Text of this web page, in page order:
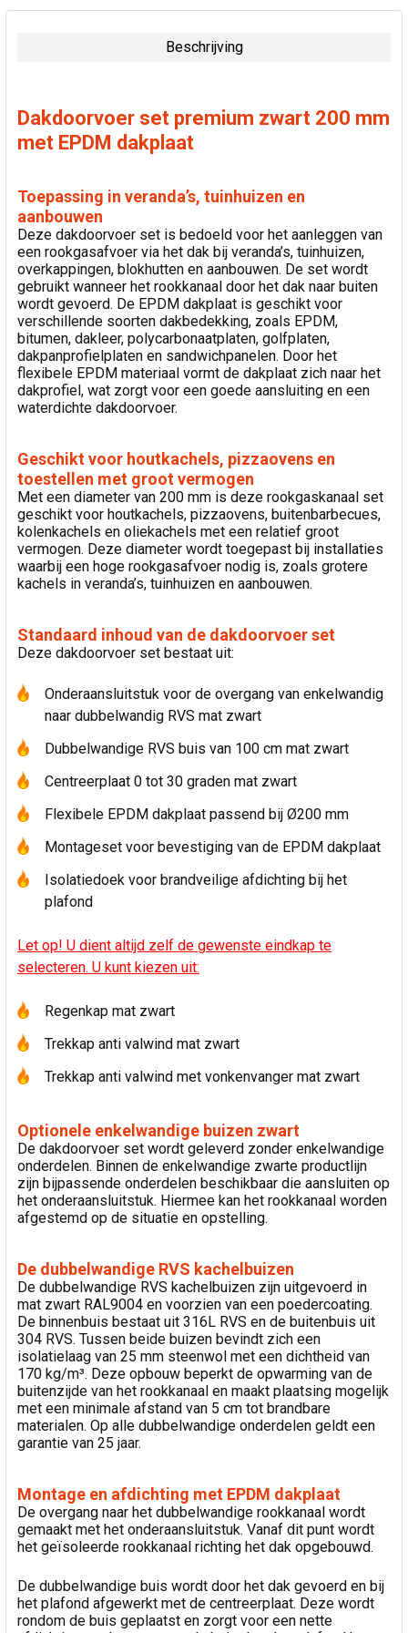
SAMEN
VOEG
GESELECTEERDE
Beschrijving
Dakdoorvoer set premium zwart 200 mm
met EPDM dakplaat
Toepassing in veranda’s, tuinhuizen en
aanbouwen
Deze dakdoorvoer set is bedoeld voor het aanleggen van
een rookgasafvoer via het dak bij veranda’s, tuinhuizen,
overkappingen, blokhutten en aanbouwen. De set wordt
gebruikt wanneer het rookkanaal door het dak naar buiten
wordt gevoerd. De EPDM dakplaat is geschikt voor
verschillende soorten dakbedekking, zoals EPDM,
bitumen, dakleer, polycarbonaatplaten, golfplaten,
dakpanprofielplaten en sandwichpanelen. Door het
flexibele EPDM materiaal vormt de dakplaat zich naar het
dakprofiel, wat zorgt voor een goede aansluiting en een
waterdichte dakdoorvoer.
Geschikt voor houtkachels, pizzaovens en
toestellen met groot vermogen
Met een diameter van 200 mm is deze rookgaskanaal set
geschikt voor houtkachels, pizzaovens, buitenbarbecues,
kolenkachels en oliekachels met een relatief groot
vermogen. Deze diameter wordt toegepast bij installaties
waarbij een hoge rookgasafvoer nodig is, zoals grotere
kachels in veranda’s, tuinhuizen en aanbouwen.
Standaard inhoud van de dakdoorvoer set
Deze dakdoorvoer set bestaat uit:
Onderaansluitstuk voor de overgang van enkelwandig
naar dubbelwandig RVS mat zwart
Dubbelwandige RVS buis van 100 cm mat zwart
Centreerplaat 0 tot 30 graden mat zwart
Flexibele EPDM dakplaat passend bij Ø200 mm
Montageset voor bevestiging van de EPDM dakplaat
Isolatiedoek voor brandveilige afdichting bij het
plafond
Let op! U dient altijd zelf de gewenste eindkap te
selecteren. U kunt kiezen uit:
Regenkap mat zwart
Trekkap anti valwind mat zwart
Trekkap anti valwind met vonkenvanger mat zwart
Optionele enkelwandige buizen zwart
De dakdoorvoer set wordt geleverd zonder enkelwandige
onderdelen. Binnen de enkelwandige zwarte productlijn
zijn bijpassende onderdelen beschikbaar die aansluiten op
het onderaansluitstuk. Hiermee kan het rookkanaal worden
afgestemd op de situatie en opstelling.
De dubbelwandige RVS kachelbuizen
De dubbelwandige RVS kachelbuizen zijn uitgevoerd in
mat zwart RAL9004 en voorzien van een poedercoating.
De binnenbuis bestaat uit 316L RVS en de buitenbuis uit
304 RVS. Tussen beide buizen bevindt zich een
isolatielaag van 25 mm steenwol met een dichtheid van
170 kg/m³. Deze opbouw beperkt de opwarming van de
buitenzijde van het rookkanaal en maakt plaatsing mogelijk
met een minimale afstand van 5 cm tot brandbare
materialen. Op alle dubbelwandige onderdelen geldt een
garantie van 25 jaar.
Montage en afdichting met EPDM dakplaat
De overgang naar het dubbelwandige rookkanaal wordt
gemaakt met het onderaansluitstuk. Vanaf dit punt wordt
het geïsoleerde rookkanaal richting het dak opgebouwd.
De dubbelwandige buis wordt door het dak gevoerd en bij
het plafond afgewerkt met de centreerplaat. Deze wordt
rondom de buis geplaatst en zorgt voor een nette